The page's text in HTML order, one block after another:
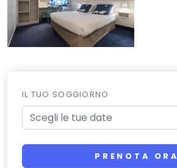
IL TUO SOGGIORNO
PRENOTA ORA